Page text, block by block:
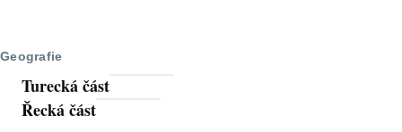
Geografie
Turecká část
Řecká část